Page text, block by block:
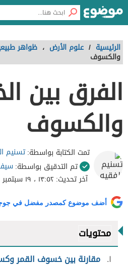
الرئيسية / علوم الأرض ، ظواهر
والكسوف
الفرق بين
والكسوف
تمت الكتابة بواسطة:تسنيم
تم التدقيق بواسطة:
آخر تحديث:١٣:٥٢ ، ١٩ سبتمبر ٢٠٢١
أضف موضوع كمصدر مفضل في
محتويات
١ مقارنة بين خسوف القمر